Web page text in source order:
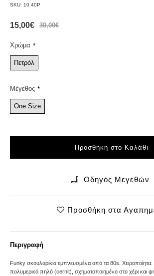
SKU: 10.40P
15,00€ 30,00€
Χρώμα
Πετρόλ
Μέγεθος
One Size
Προσθήκη στο Καλάθι
Οδηγός Μεγεθών
Προσθήκη στα
Περιγραφή
Funky σκουλαρίκια εμπνευσμένα από τα 80s.
πολυμερικό πηλό (cernit), σχηματοποιημένο στο χέρι και